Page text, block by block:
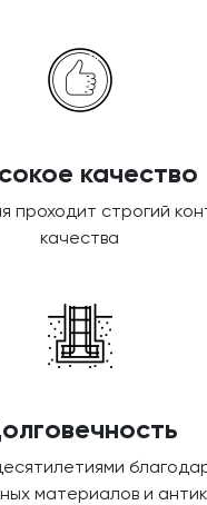
качество
проходит строгий
качества
материалов и